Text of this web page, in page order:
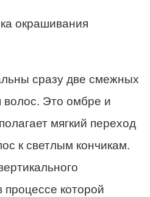
окрашивания
сразу две смежных
волос. Это омбре и
мягкий переход
к светлым кончикам.
которой